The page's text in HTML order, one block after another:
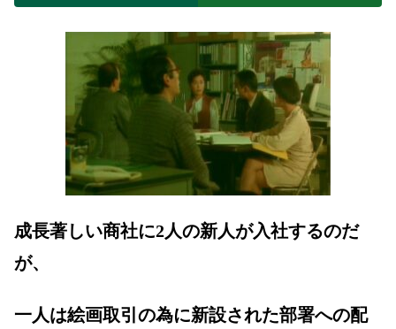
成長著しい商社に2人の新人が入社するのだ
が、
一人は絵画取引の為に新設された部署への配